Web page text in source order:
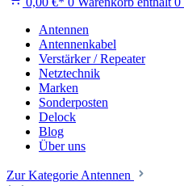
Antennen
Antennenkabel
Verstärker / Repeater
Netztechnik
Marken
Sonderposten
Delock
Blog
Über uns
Zur Kategorie Antennen